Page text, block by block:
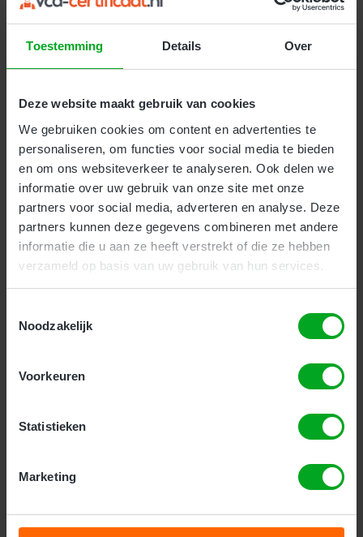
Toestemming Details Over
Deze website maakt gebruik van cookies
We gebruiken cookies om content en advertenties te
personaliseren, om functies voor social media te bieden
en om ons websiteverkeer te analyseren. Ook delen we
informatie over uw gebruik van onze site met onze
partners voor social media, adverteren en analyse. Deze
partners kunnen deze gegevens combineren met andere
informatie die u aan ze heeft verstrekt of die ze hebben
verzameld op basis van uw gebruik van hun services.
Noodzakelijk
Voorkeuren
Statistieken
Marketing
Inschrijven
VCA VOL cursus (VOL-VCA)
Particulieren
DeVCA VOL cursus (VOL-VCA) is afgestemd op
leidinggevenden en zelfstandig professionals die in
hun functie toezien op veilige werkprocessen.
Tijdens deze cursusdag komen theorie en praktijk
uw rol.
Kosten:€ 245,00